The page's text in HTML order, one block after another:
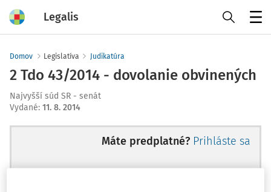
Legalis
Domov Legislatíva Judikatúra
2 Tdo 43/2014 - dovolanie obvinených
Najvyšší súd SR - senát
Vydané: 11. 8. 2014
Máte predplatné? Prihláste sa